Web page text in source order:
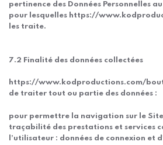
pertinence des Données Personnelles
pour lesquelles https://
les traite.
7.2 Finalité des données collectées
https://www.kodproductions.com/
de traiter tout ou partie des données :
pour permettre la navigation sur le
traçabilité des prestations et services
l’utilisateur : données de connexion et